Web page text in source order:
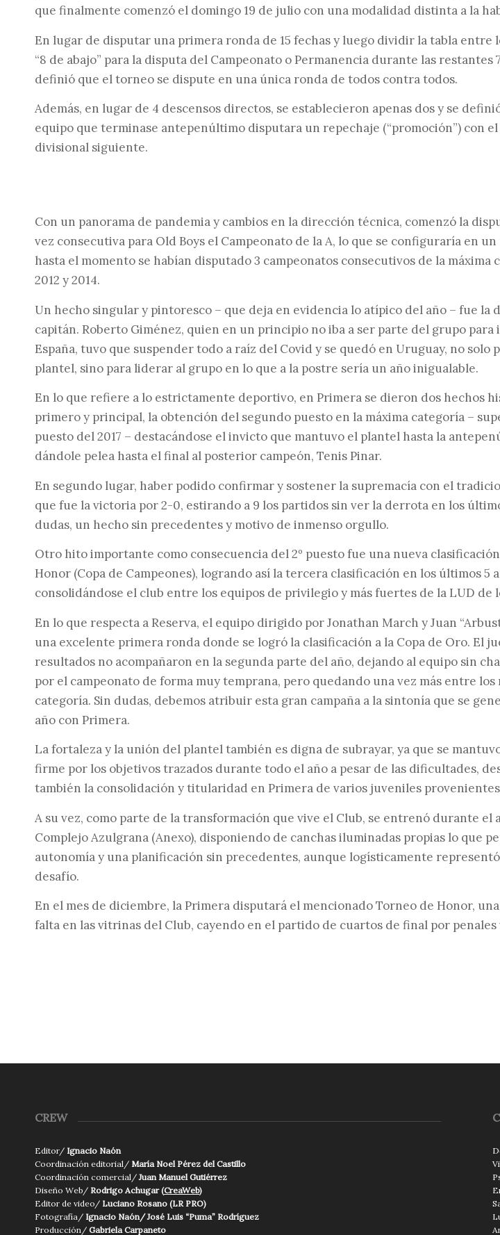
que finalmente comenzó el domingo 19 de julio con una modalidad distinta a la
En lugar de disputar una primera ronda de 15 fechas y luego dividir la tabla entre
“8 de abajo” para la disputa del Campeonato o Permanencia durante las restantes
definió que el torneo se dispute en una única ronda de todos contra todos.
Además, en lugar de 4 descensos directos, se establecieron apenas dos y se
equipo que terminase antepenúltimo disputara un repechaje (“promoción”) con
divisional siguiente.
Con un panorama de pandemia y cambios en la dirección técnica, comenzó la
vez consecutiva para Old Boys el Campeonato de la A, lo que se configuraría en
hasta el momento se habían disputado 3 campeonatos consecutivos de la máxima
2012 y 2014.
Un hecho singular y pintoresco – que deja en evidencia lo atípico del año – fue la
capitán. Roberto Giménez, quien en un principio no iba a ser parte del grupo para
España, tuvo que suspender todo a raíz del Covid y se quedó en Uruguay, no solo
plantel, sino para liderar al grupo en lo que a la postre sería un año inigualable.
En lo que refiere a lo estrictamente deportivo, en Primera se dieron dos hechos
primero y principal, la obtención del segundo puesto en la máxima categoría –
puesto del 2017 – destacándose el invicto que mantuvo el plantel hasta la
dándole pelea hasta el final al posterior campeón, Tenis Pinar.
En segundo lugar, haber podido confirmar y sostener la supremacía con el
que fue la victoria por 2-0, estirando a 9 los partidos sin ver la derrota en los
dudas, un hecho sin precedentes y motivo de inmenso orgullo.
Otro hito importante como consecuencia del 2º puesto fue una nueva
Honor (Copa de Campeones), logrando así la tercera clasificación en los últimos 5
consolidándose el club entre los equipos de privilegio y más fuertes de la LUD de
En lo que respecta a Reserva, el equipo dirigido por Jonathan March y Juan
una excelente primera ronda donde se logró la clasificación a la Copa de Oro. El
resultados no acompañaron en la segunda parte del año, dejando al equipo sin
por el campeonato de forma muy temprana, pero quedando una vez más entre los
categoría. Sin dudas, debemos atribuir esta gran campaña a la sintonía que se
año con Primera.
La fortaleza y la unión del plantel también es digna de subrayar, ya que se
firme por los objetivos trazados durante todo el año a pesar de las dificultades,
también la consolidación y titularidad en Primera de varios juveniles provenientes
A su vez, como parte de la transformación que vive el Club, se entrenó durante el
Complejo Azulgrana (Anexo), disponiendo de canchas iluminadas propias lo que
autonomía y una planificación sin precedentes, aunque logísticamente
desafío.
En el mes de diciembre, la Primera disputará el mencionado Torneo de Honor,
falta en las vitrinas del Club, cayendo en el partido de cuartos de final por penales
CREW
Editor/ Ignacio Naón
Coordinación editorial/ María Noel Pérez del Castillo
Coordinación comercial/Juan Manuel Gutiérrez
Diseño Web/ Rodrigo Achugar (CreaWeb)
Editor de video/ Luciano Rosano (LR PRO)
Fotografía/ Ignacio Naón/ José Luis “Puma” Rodríguez
Producción/ Gabriela Carpaneto